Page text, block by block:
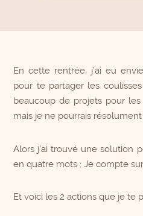
En cette rentrée, j’ai eu
pour te partager les
beaucoup de projets pour
mais je ne pourrais
Alors j’ai trouvé une solution
en quatre mots : Je compte
Et voici les 2 actions que je te